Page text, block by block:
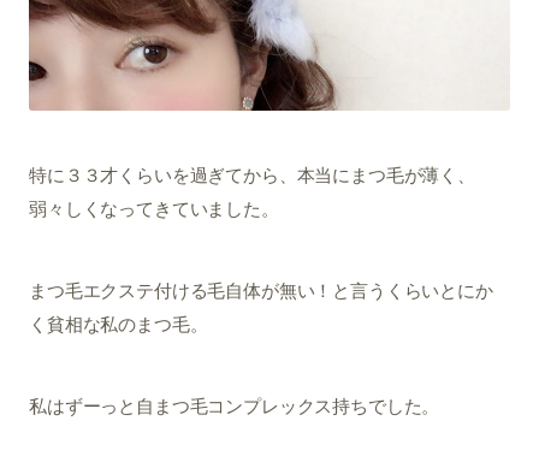
特に３３才くらいを過ぎてから、本当にまつ毛が薄く、
弱々しくなってきていました。
まつ毛エクステ付ける毛自体が無い！と言うくらいとにか
く貧相な私のまつ毛。
私はずーっと自まつ毛コンプレックス持ちでした。